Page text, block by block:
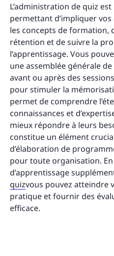
L’administration de quiz
permettant d’impliquer
les concepts de formation,
rétention et de suivre la
l’apprentissage. Vous
une assemblée générale
avant ou après des
pour stimuler la
permet de comprendre
connaissances et
mieux répondre à leurs
constitue un élément
d’élaboration de
pour toute organisation.
d’apprentissage
quizvous pouvez atteindre
pratique et fournir des
efficace.